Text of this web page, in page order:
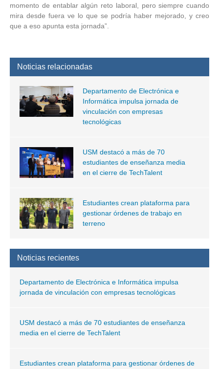
momento de entablar algún reto laboral, pero siempre cuando
mira desde fuera ve lo que se podría haber mejorado, y creo
que a eso apunta esta jornada”.
Noticias relacionadas
Departamento de Electrónica e
Informática impulsa jornada de
vinculación con empresas
tecnológicas
USM destacó a más de 70
estudiantes de enseñanza media
en el cierre de TechTalent
Estudiantes crean plataforma para
gestionar órdenes de trabajo en
terreno
Noticias recientes
Departamento de Electrónica e Informática impulsa
jornada de vinculación con empresas tecnológicas
USM destacó a más de 70 estudiantes de enseñanza
media en el cierre de TechTalent
Estudiantes crean plataforma para gestionar órdenes de